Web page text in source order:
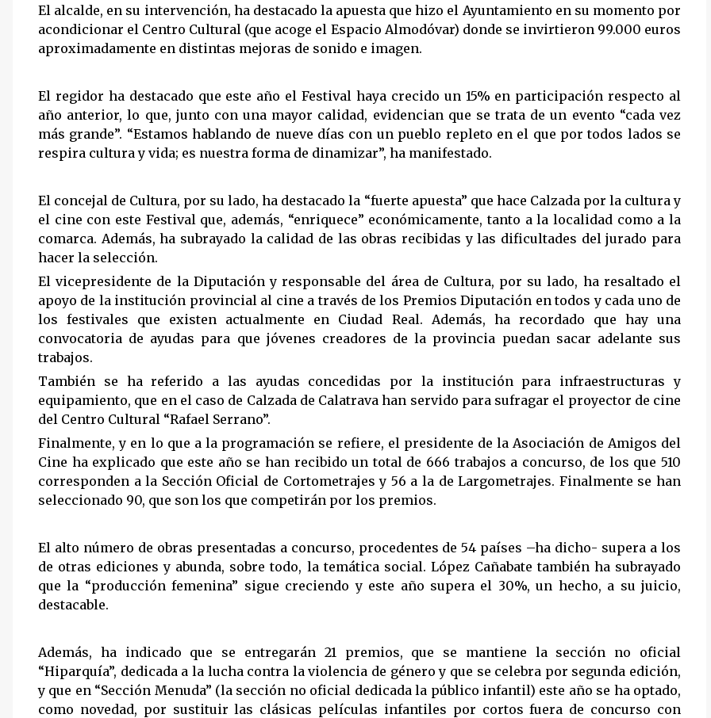
El alcalde, en su intervención, ha destacado la apuesta que hizo el Ayuntamiento en su momento por
acondicionar el Centro Cultural (que acoge el Espacio Almodóvar) donde se invirtieron 99.000 euros
aproximadamente en distintas mejoras de sonido e imagen.
El regidor ha destacado que este año el Festival haya crecido un 15% en participación respecto al
año anterior, lo que, junto con una mayor calidad, evidencian que se trata de un evento “cada vez
más grande”. “Estamos hablando de nueve días con un pueblo repleto en el que por todos lados se
respira cultura y vida; es nuestra forma de dinamizar”, ha manifestado.
El concejal de Cultura, por su lado, ha destacado la “fuerte apuesta” que hace Calzada por la cultura y
el cine con este Festival que, además, “enriquece” económicamente, tanto a la localidad como a la
comarca. Además, ha subrayado la calidad de las obras recibidas y las dificultades del jurado para
hacer la selección.
El vicepresidente de la Diputación y responsable del área de Cultura, por su lado, ha resaltado el
apoyo de la institución provincial al cine a través de los Premios Diputación en todos y cada uno de
los festivales que existen actualmente en Ciudad Real. Además, ha recordado que hay una
convocatoria de ayudas para que jóvenes creadores de la provincia puedan sacar adelante sus
trabajos.
También se ha referido a las ayudas concedidas por la institución para infraestructuras y
equipamiento, que en el caso de Calzada de Calatrava han servido para sufragar el proyector de cine
del Centro Cultural “Rafael Serrano”.
Finalmente, y en lo que a la programación se refiere, el presidente de la Asociación de Amigos del
Cine ha explicado que este año se han recibido un total de 666 trabajos a concurso, de los que 510
corresponden a la Sección Oficial de Cortometrajes y 56 a la de Largometrajes. Finalmente se han
seleccionado 90, que son los que competirán por los premios.
El alto número de obras presentadas a concurso, procedentes de 54 países –ha dicho- supera a los
de otras ediciones y abunda, sobre todo, la temática social. López Cañabate también ha subrayado
que la “producción femenina” sigue creciendo y este año supera el 30%, un hecho, a su juicio,
destacable.
Además, ha indicado que se entregarán 21 premios, que se mantiene la sección no oficial
“Hiparquía”, dedicada a la lucha contra la violencia de género y que se celebra por segunda edición,
y que en “Sección Menuda” (la sección no oficial dedicada la público infantil) este año se ha optado,
como novedad, por sustituir las clásicas películas infantiles por cortos fuera de concurso con